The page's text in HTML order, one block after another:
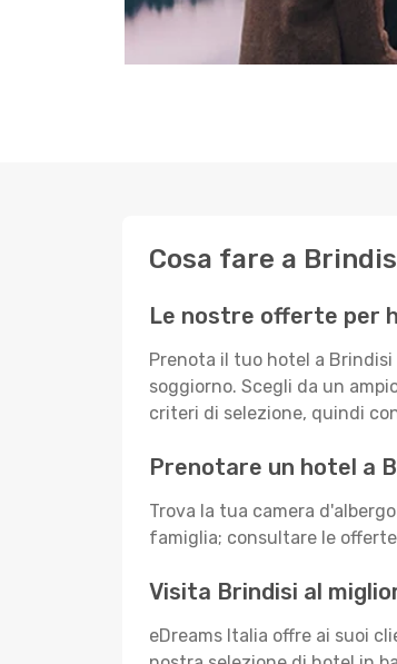
Cosa fare a
Le nostre offerte per
Prenota il tuo hotel a
soggiorno. Scegli da un
criteri di selezione, quindi
Prenotare un hotel a
Trova la tua camera
famiglia; consultare le
Visita Brindisi al
eDreams Italia offre ai suoi